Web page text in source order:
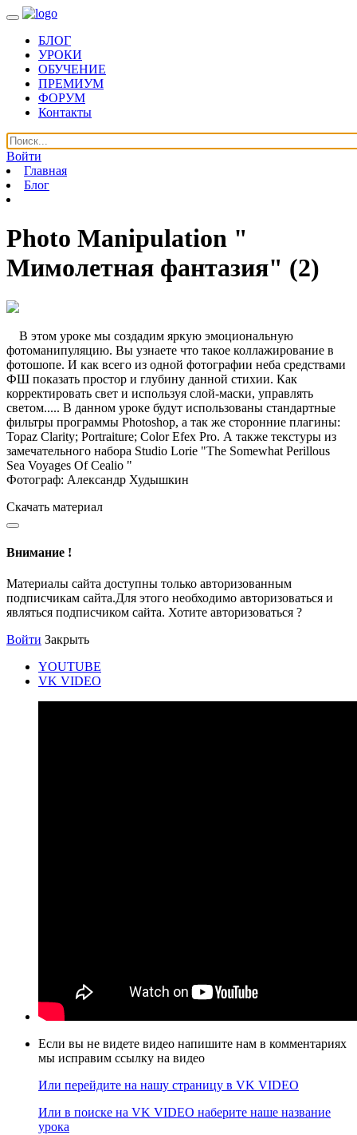
БЛОГ
УРОКИ
ОБУЧЕНИЕ
ПРЕМИУМ
ФОРУМ
Контакты
Войти
Главная
Блог
Photo Manipulation "
Мимолетная фантазия" (2)
В этом уроке мы создадим яркую эмоциональную
фотоманипуляцию. Вы узнаете что такое коллажирование в
фотошопе. И как всего из одной фотографии неба средствами
ФШ показать простор и глубину данной стихии. Как
корректировать свет и используя слой-маски, управлять
светом..... В данном уроке будут использованы стандартные
фильтры программы Photoshop, а так же сторонние плагины:
Topaz Clarity; Portraiture; Color Efex Pro. А также текстуры из
замечательного набора Studio Lorie "The Somewhat Perillous
Sea Voyages Of Cealio "
Фотограф: Александр Худышкин
Скачать материал
Внимание !
Материалы сайта доступны только авторизованным
подписчикам сайта.Для этого необходимо авторизоваться и
являться подписчиком сайта. Хотите авторизоваться ?
Войти Закрыть
YOUTUBE
VK VIDEO
Если вы не видете видео напишите нам в комментариях
мы исправим ссылку на видео
Или перейдите на нашу страницу в VK VIDEO
Или в поиске на VK VIDEO наберите наше название
урока